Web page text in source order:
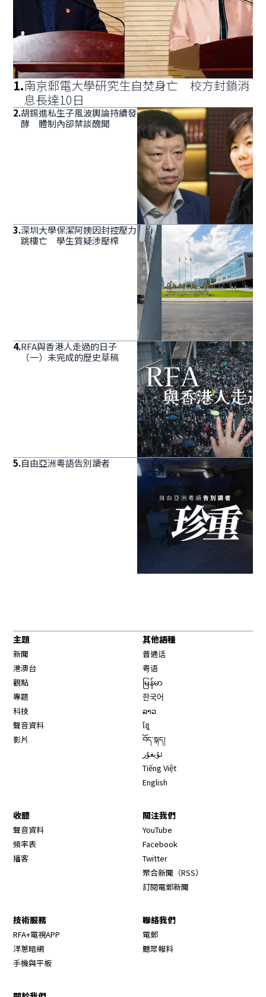
1.南京郵電大學研究生自焚身亡 校方封鎖消
息長達10日
2.胡錫進私生子風波輿論持續發
酵 體制內卻禁談醜聞
3.深圳大學保潔阿姨因封控壓力
跳樓亡 學生質疑涉壓榨
4.RFA與香港人走過的日子
（一）未完成的歷史草稿
5.自由亞洲粵語告別讀者
主題
新聞
港澳台
觀點
專題
科技
聲音資料
影片
其他語種
普通话
粤语
မြန်မာ
한국어
ລາວ
ខ្មែ
བོད་སྐད།
ئۇيغۇر
Tiếng Việt
English
收聽
聲音資料
頻率表
播客
關注我們
YouTube
Facebook
Twitter
聚合新聞（RSS）
訂閱電郵新聞
技術服務
RFA+電視APP
洋蔥暗網
手機與平板
聯絡我們
電郵
聽眾報料